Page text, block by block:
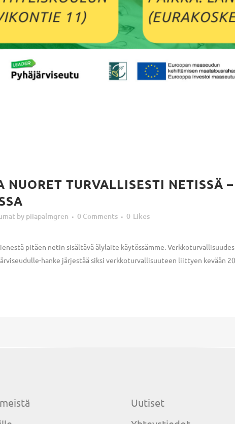
NUORET TURVALLISESTI NETISSÄ
by piiapalmgren 0 Comments 0 Likes
pitäen netin sisältävä älylaite käytössämme.
hanke järjestää siksi verkkoturvallisuuteen liittyen kevään
Uutiset